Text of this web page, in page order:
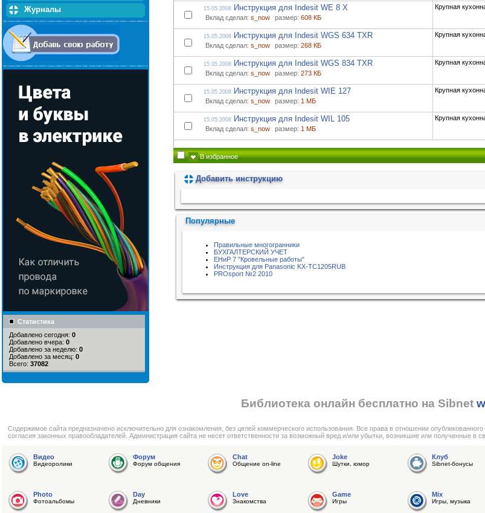
Журналы
Статистика
Добавлено сегодня: 0
Добавлено вчера: 0
Добавлено за неделю: 0
Добавлено за месяц: 0
Всего: 37082
15.05.2008 Инструкция для Indesit WE 8 X
Вклад сделал: s_now размер: 608 КБ
Крупная
15.05.2008 Инструкция для Indesit WGS 634 TXR
Вклад сделал: s_now размер: 268 КБ
Крупная
15.05.2008 Инструкция для Indesit WGS 834 TXR
Вклад сделал: s_now размер: 273 КБ
Крупная
15.05.2008 Инструкция для Indesit WIE 127
Вклад сделал: s_now размер: 1 МБ
Крупная
15.05.2008 Инструкция для Indesit WIL 105
Вклад сделал: s_now размер: 1 МБ
Крупная
В избранное
Добавить инструкцию
Популярные
Правильные многогранники
БУХГАЛТЕРСКИЙ УЧЕТ
ЕНиР 7 "Кровельные работы"
Инструкция для Panasonic KX-TC1205RUB
PROsport №2 2010
Библиотека онлайн бесплатно на Sibnet
Cодержимое сайта предназначено исключительно для ознакомления, без целей коммерческого использования. Все права в отношении
согласия законных правообладателей. Администрация сайта не несет ответственности за возможный вред и/или убытки, возникшие или полученные в
Видео
Видеоролики
Форум
Форум общения
Chat
Общение on-line
Joke
Шутки, юмор
Клуб
Sibnet-бонусы
Photo
Фотоальбомы
Day
Дневники
Love
Знакомства
Game
Игры
Mix
Игры, музыка